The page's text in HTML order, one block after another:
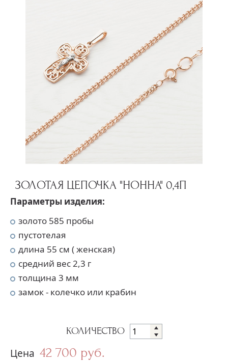
ЗОЛОТАЯ ЦЕПОЧКА "НОННА" 0,4П
Параметры изделия:
золото 585 пробы
пустотелая
длина 55 см ( женская)
средний вес 2,3 г
толщина 3 мм
замок - колечко или крабин
КОЛИЧЕСТВО
Цена 42 700 руб.